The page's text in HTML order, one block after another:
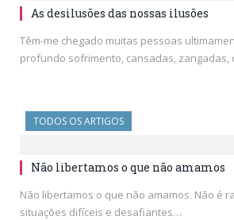
As desilusões das nossas ilusões
Têm-me chegado muitas pessoas
profundo sofrimento, cansadas, zangadas,
TODOS OS ARTIGOS
Não libertamos o que não amamos
Não libertamos o que não amamos. Não é
situações difíceis e desafiantes…